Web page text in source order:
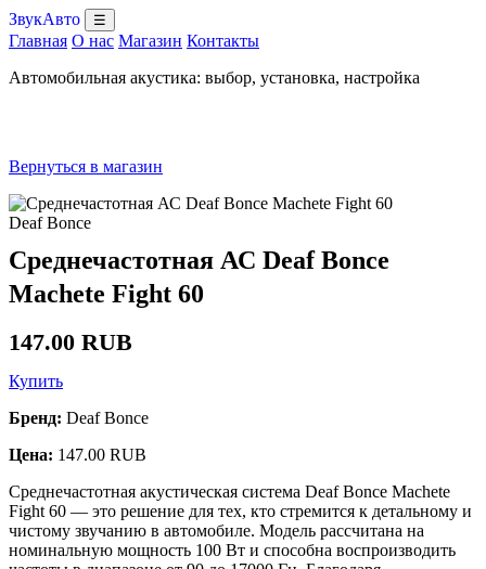
ЗвукАвто ☰
Главная О нас Магазин Контакты
Автомобильная акустика: выбор, установка, настройка
Вернуться в магазин
Deaf Bonce
Среднечастотная АС Deaf Bonce
Machete Fight 60
147.00 RUB
Купить
Бренд: Deaf Bonce
Цена: 147.00 RUB
Среднечастотная акустическая система Deaf Bonce Machete
Fight 60 — это решение для тех, кто стремится к детальному и
чистому звучанию в автомобиле. Модель рассчитана на
номинальную мощность 100 Вт и способна воспроизводить